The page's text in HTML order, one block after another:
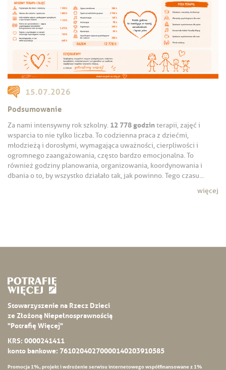
15.07.2026
Podsumowanie
Za nami intensywny rok szkolny. 12 778 godzinterapii, zajęć i
wsparcia to nie tylko liczba. To codzienna praca z dziećmi,
młodzieżą i dorosłymi, wymagająca uważności, cierpliwości i
ogromnego zaangażowania, często bardzo emocjonalna. To
również godziny planowania, organizowania, koordynowania i
dbania o to, by wszystko działało tak, jak powinno. Tego czasu...
więcej
Stowarzyszenie na Rzecz Dzieci
ze Złożoną Niepełnosprawnością
"Potrafię Więcej"
KRS: 0000241411
konto bankowe: 76102040270000140203910585
Promocja 1%, projekt i wdrożenie serwisu internetowego współfinansowane z 1%